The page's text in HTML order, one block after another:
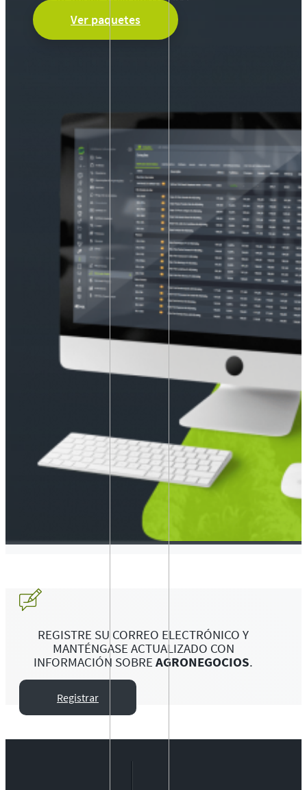
Ver paquetes
REGISTRE SU CORREO ELECTRÓNICO Y
MANTÉNGASE ACTUALIZADO CON
INFORMACIÓN SOBRE AGRONEGOCIOS.
Registrar